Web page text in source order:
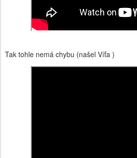
Tak tohle nemá chybu (našel Víťa )